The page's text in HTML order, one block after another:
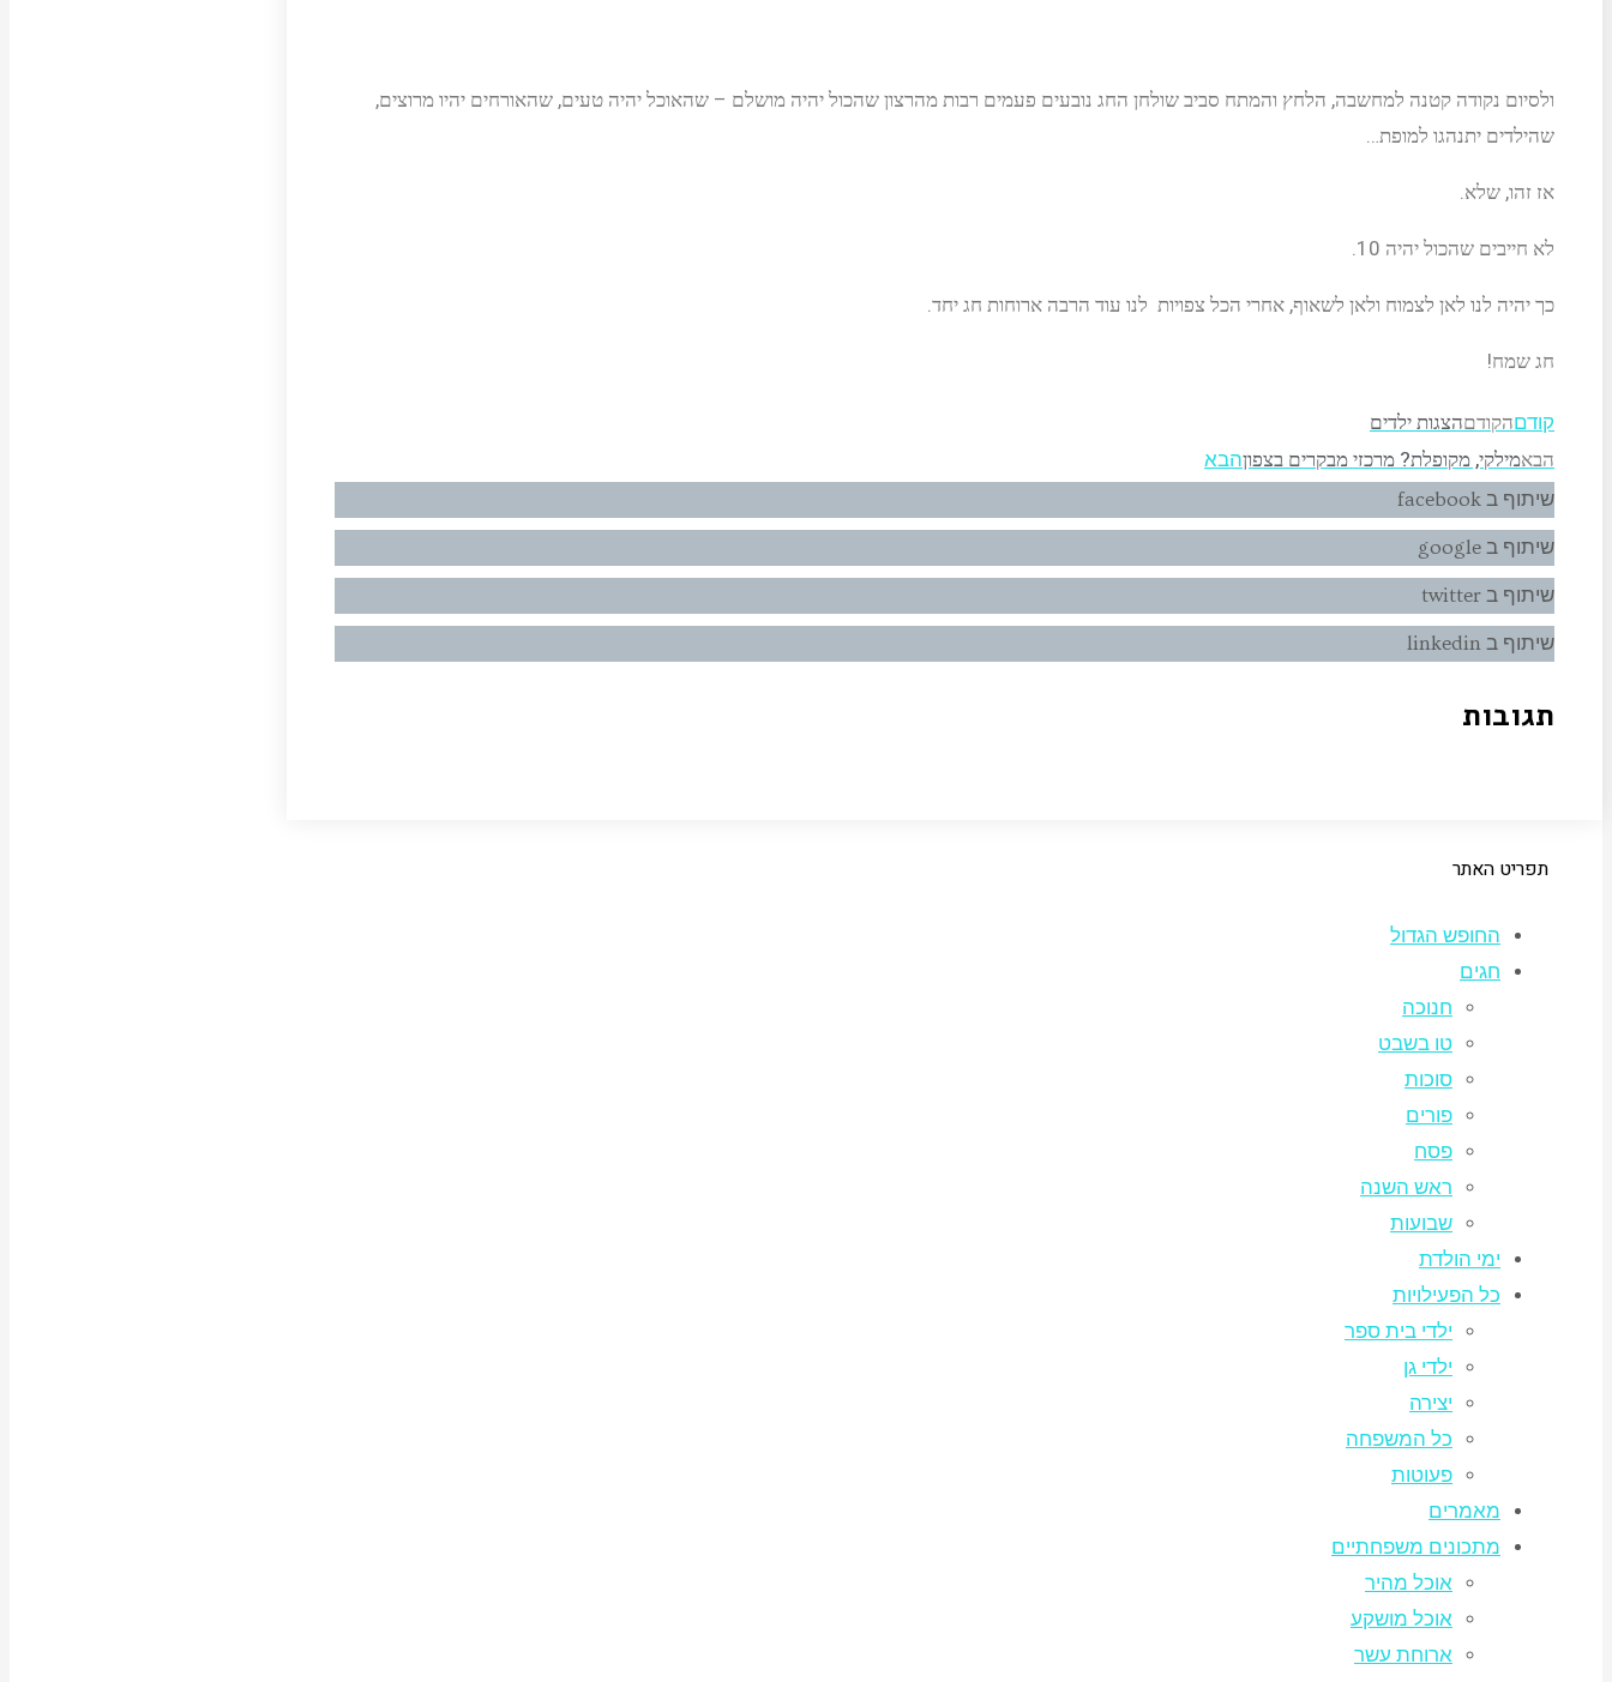
ולסיום נקודה קטנה למחשבה, הלחץ והמתח סביב שולחן החג נובעים פעמים רבות מהרצון שהכול יהיה מושלם – שהאוכל יהיה טעים, שהאורחים יהיו מרוצים,
שהילדים יתנהגו למופת…
אז זהו, שלא.
לא חייבים שהכול יהיה 10
כך יהיה לנו לאן לצמוח ולאן לשאוף, אחרי הכל צפויות לנו עוד הרבה ארוחות חג יחד.
חג שמח!
קודםהקודםהצגות ילדים
הבאמילקי, מקופלת? מרכזי מבקרים בצפוןהבא
שיתוף ב facebook
שיתוף ב google
שיתוף ב twitter
שיתוף ב linkedin
תגובות
תפריט האתר
החופש הגדול
חגים
חנוכה
טו בשבט
סוכות
פורים
פסח
ראש השנה
שבועות
ימי הולדת
כל הפעילויות
ילדי בית ספר
ילדי גן
יצירה
כל המשפחה
פעוטות
מאמרים
מתכונים משפחתיים
אוכל מהיר
אוכל מושקע
ארוחת עשר